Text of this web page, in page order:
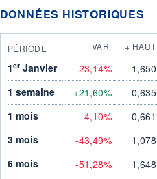
DONNÉES HISTORIQUES
PÉRIODE VAR. + HAUT
1erJanvier -23,14% 1,650
1 semaine
+21,60% 0,635
1 mois
-4,10% 0,661
3 mois
-43,49% 1,078
6 mois
-51,28% 1,648